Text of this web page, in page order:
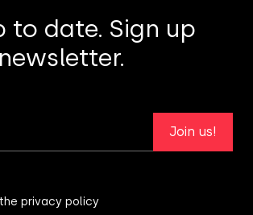
to date. Sign up
Join us!
privacy policy